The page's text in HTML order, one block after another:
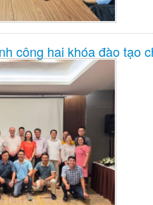
công hai khóa đào tạo